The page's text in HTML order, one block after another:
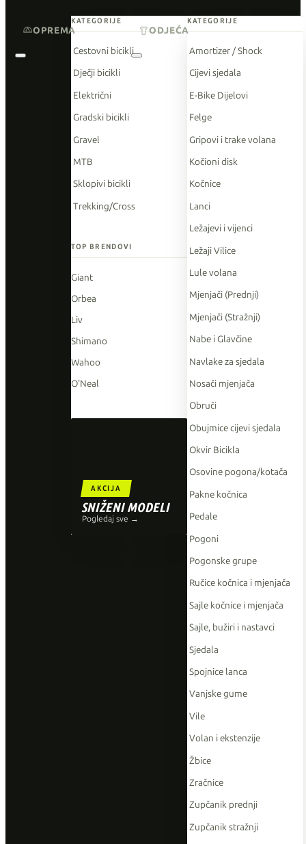
KATEGORIJE
Cestovni bicikli
Dječji bicikli
Električni
Gradski bicikli
Gravel
MTB
Sklopivi bicikli
Trekking/Cross
TOP BRENDOVI
Giant
Orbea
Liv
Shimano
Wahoo
O'Neal
AKCIJA
SNIŽENI MODELI
Pogledaj sve →
KATEGORIJE
Amortizer / Shock
Cijevi sjedala
E-Bike Dijelovi
Felge
Gripovi i trake volana
Kočioni disk
Kočnice
Lanci
Ležajevi i vijenci
Ležaji Vilice
Lule volana
Mjenjači (Prednji)
Mjenjači (Stražnji)
Nabe i Glavčine
Navlake za sjedala
Nosači mjenjača
Obruči
Obujmice cijevi sjedala
Okvir Bicikla
Osovine pogona/kotača
Pakne kočnica
Pedale
Pogoni
Pogonske grupe
Ručice kočnica i mjenjača
Sajle kočnice i mjenjača
Sajle, bužiri i nastavci
Sjedala
Spojnice lanca
Vanjske gume
Vile
Volan i ekstenzije
Žbice
Zračnice
Zupčanik prednji
Zupčanik stražnji
OPREMA ODJEĆA